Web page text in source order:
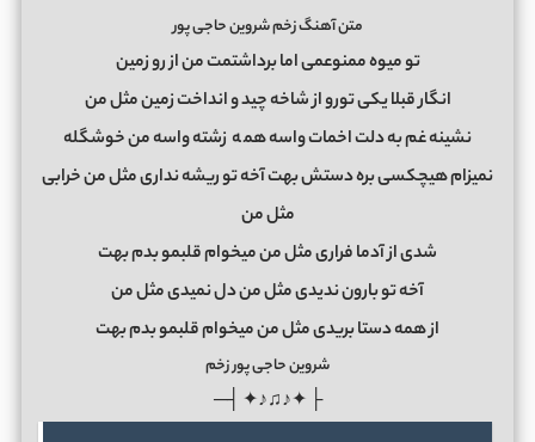
متن آهنگ زخم شروین حاجی پور
تو میوه ممنوعمی اما برداشتمت من از رو زمین
انگار قبلا یکی تورو از شاخه چید و انداخت زمین مثل من
نشینه غم به دلت اخمات واسه همه زشته واسه من خوشگله
نمیزام هیچکسی بره دستش بهت آخه تو ریشه نداری مثل من خرابی
مثل من
شدی از آدما فراری مثل من میخوام قلبمو بدم بهت
آخه تو بارون ندیدی مثل من دل نمیدی مثل من
از همه دستا بریدی مثل من میخوام قلبمو بدم بهت
شروین حاجی پور زخم
├ ✦♪♫♪✦ ┤─